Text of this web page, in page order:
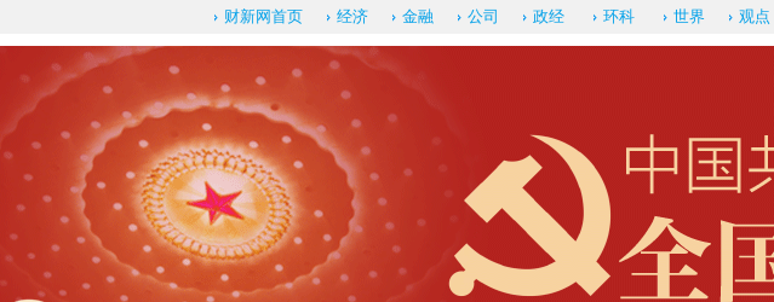
财新网首页 经济 金融 公司 政经 环科 世界 观点